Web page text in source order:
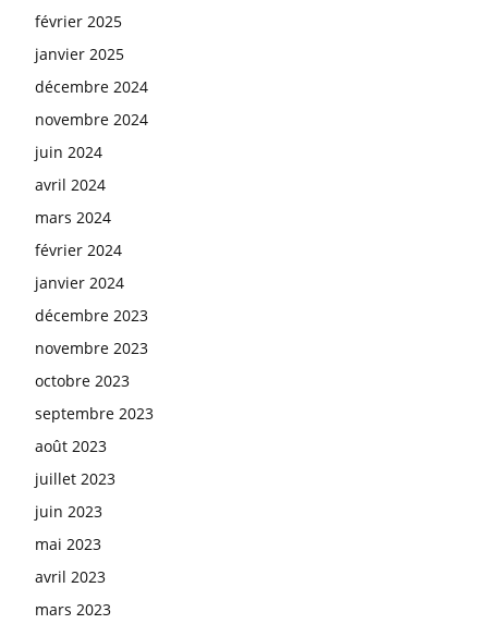
février 2025
janvier 2025
décembre 2024
novembre 2024
juin 2024
avril 2024
mars 2024
février 2024
janvier 2024
décembre 2023
novembre 2023
octobre 2023
septembre 2023
août 2023
juillet 2023
juin 2023
mai 2023
avril 2023
mars 2023